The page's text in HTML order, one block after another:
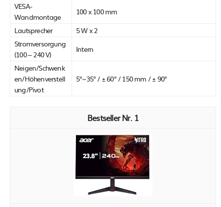
VESA-
Wandmontage
100 x 100 mm
Lautsprecher
5 W x 2
Stromversorgung
(100 – 240 V)
Intern
Neigen/Schwenk
en/Höhenverstell
ung/Pivot
5°~35° / ± 60° / 150 mm / ± 90°
1